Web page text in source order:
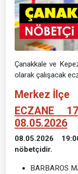
Çanakkale ve
olarak çalışacak
Merkez İlçe
ECZANE
08.05.2026
08.05.2026
nöbetçidir.
BARBAROS